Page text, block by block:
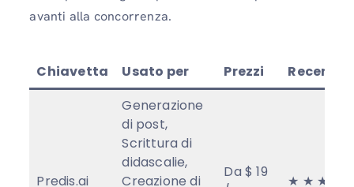
avanti alla concorrenza.
Chiavetta Usato per Prezzi
Predis.ai
Generazione
di post,
Scrittura di
didascalie,
Creazione di
Da $ 19
★ ★ ★ ★